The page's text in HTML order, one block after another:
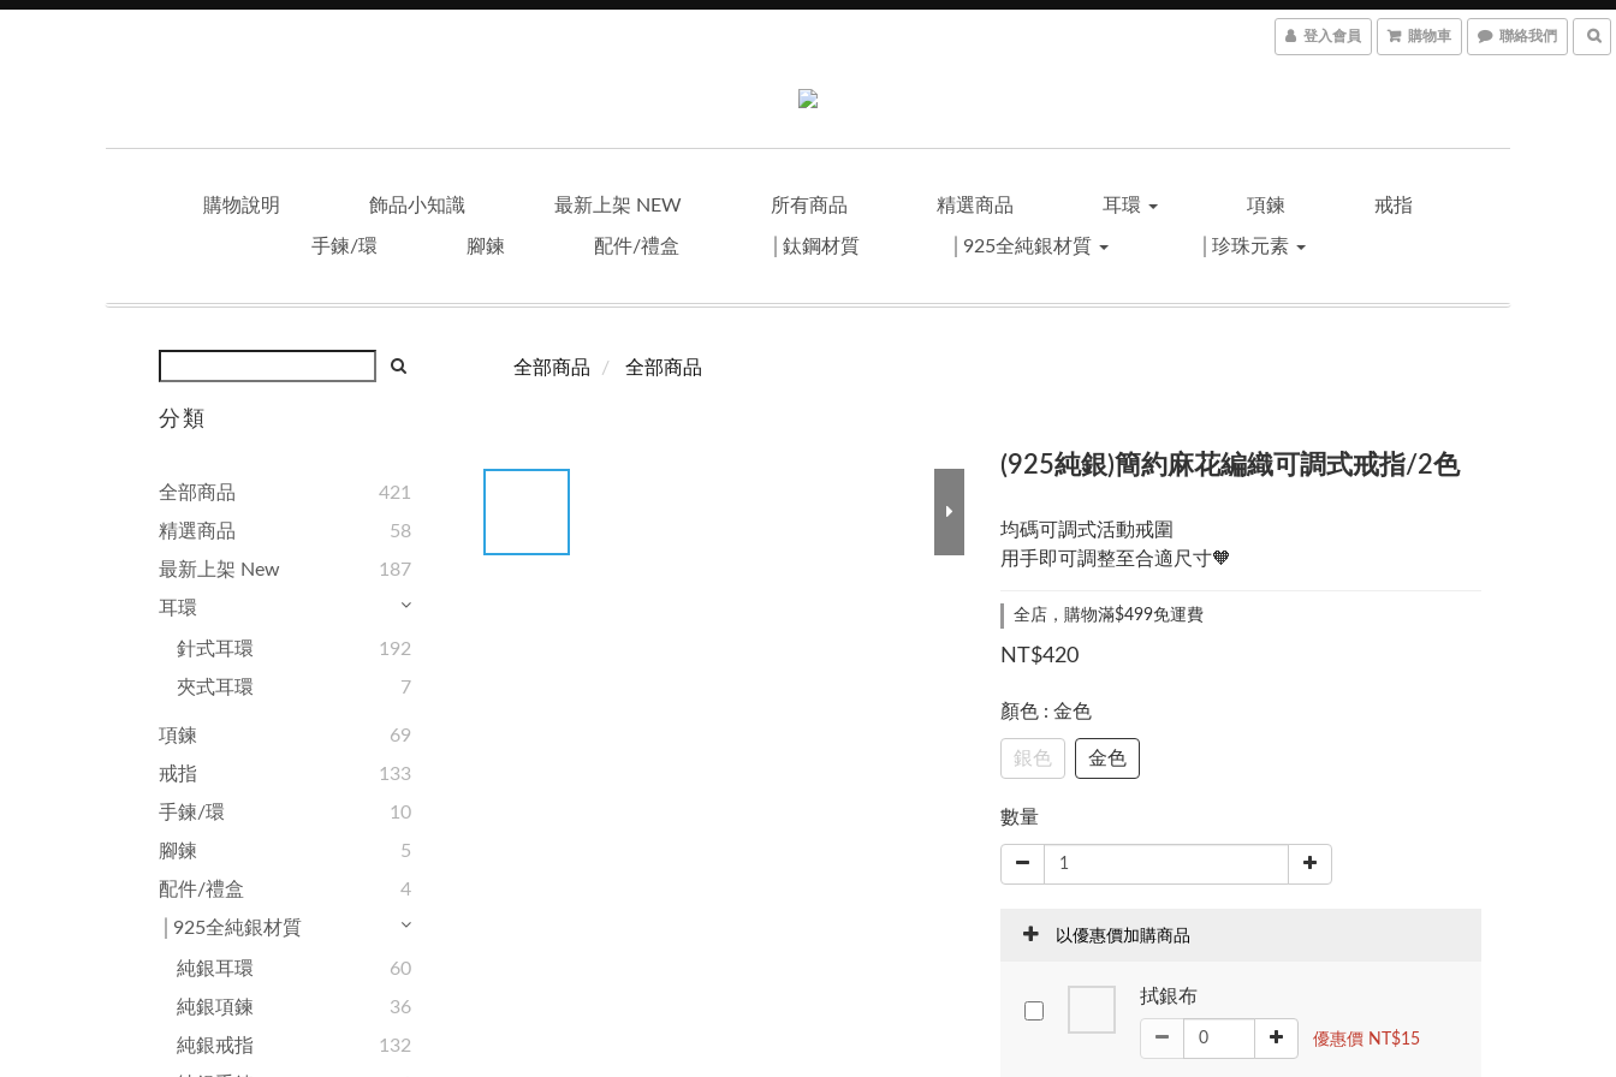
登入會員 購物車 聯絡我們
購物說明 飾品小知識 最新上架 NEW 所有商品 精選商品 耳環 項鍊 戒指
手鍊/環 腳鍊 配件/禮盒 │鈦鋼材質 │925全純銀材質 │珍珠元素
分類
全部商品
421
精選商品
58
最新上架 New
187
耳環
針式耳環
192
夾式耳環
7
項鍊
69
戒指
133
手鍊/環
10
腳鍊
5
配件/禮盒
4
│925全純銀材質
純銀耳環
60
純銀項鍊
36
純銀戒指
132
全部商品 全部商品
(925純銀)簡約麻花編織可調式戒指/2色
均碼可調式活動戒圍
用手即可調整至合適尺寸🧡
全店，購物滿$499免運費
NT$420
顏色 : 金色
銀色 金色
數量
以優惠價加購商品
拭銀布
優惠價 NT$15